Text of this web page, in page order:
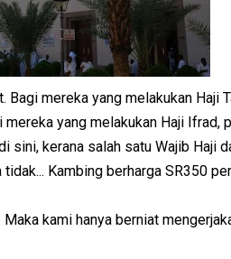
mereka yang melakukan Haji
yang melakukan Haji Ifrad,
sini, kerana salah satu Wajib Haji
Kambing berharga SR350
kami hanya berniat